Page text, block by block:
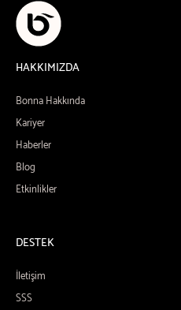
HAKKIMIZDA
Bonna Hakkında
Kariyer
Haberler
Blog
Etkinlikler
DESTEK
İletişim
SSS